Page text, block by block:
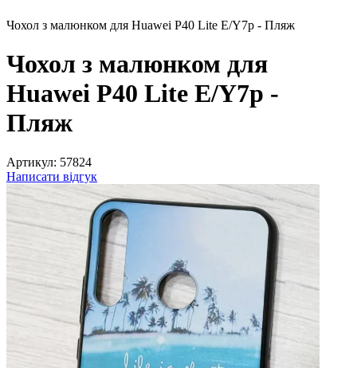
Чохол з малюнком для Huawei P40 Lite E/Y7p - Пляж
Чохол з малюнком для
Huawei P40 Lite E/Y7p -
Пляж
Артикул: 57824
Написати відгук